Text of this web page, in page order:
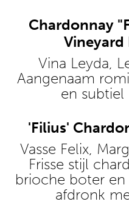
Chardonnay
Vineyard
Vina Leyda,
Aangenaam
en
'Filius'
Vasse Felix,
Frisse stijl
brioche boter
afdronk